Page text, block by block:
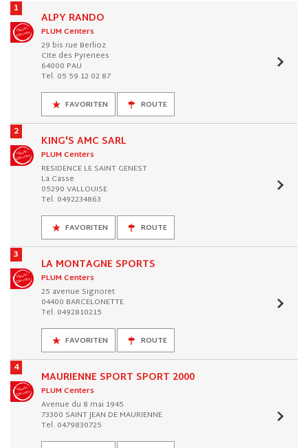
1
ALPY RANDO
PLUM Centers
29 bis rue Berlioz
CIte des Pyrenees
64000 PAU
Tel. 05 59 12 02 87
FAVORITEN ROUTE
2
KING'S AMC SARL
PLUM Centers
RESIDENCE LE SAINT GENEST
La Casse
05290 VALLOUISE
Tel. 0492234863
FAVORITEN ROUTE
3
LA MONTAGNE SPORTS
PLUM Centers
25 avenue Signoret
04400 BARCELONETTE
Tel. 0492810215
FAVORITEN ROUTE
4
MAURIENNE SPORT SPORT 2000
PLUM Centers
Avenue du 8 mai 1945
73300 SAINT JEAN DE MAURIENNE
Tel. 0479830725